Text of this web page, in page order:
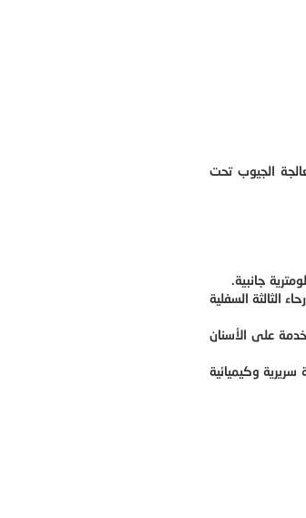
الجيوب تحت
جانبية.
الثالثة السفلية
على الأسنان
وكيميائية